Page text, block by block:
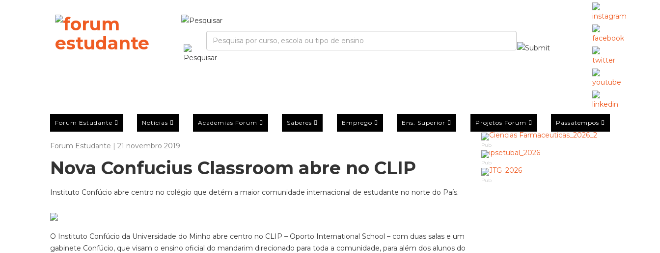
Forum Estudante Notícias Academias Forum Saberes Emprego Ens. Superior Projetos Forum Passatempos
Forum Estudante | 21 novembro 2019
Nova Confucius Classroom abre no CLIP
Instituto Confúcio abre centro no colégio que detém a maior comunidade internacional de estudante no norte do País.
O Instituto Confúcio da Universidade do Minho abre centro no CLIP – Oporto International School – com duas salas e um
gabinete Confúcio, que visam o ensino oficial do mandarim direcionado para toda a comunidade, para além dos alunos do
Pub
Pub
Pub